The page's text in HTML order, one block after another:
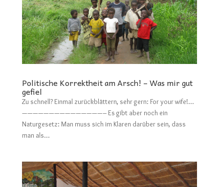
Politische Korrektheit am Arsch! – Was mir gut
gefiel
Zu schnell? Einmal zurückblättern, sehr gern: For your wife!…
———————————————– Es gibt aber noch ein
Naturgesetz: Man muss sich im Klaren darüber sein, dass
man als...